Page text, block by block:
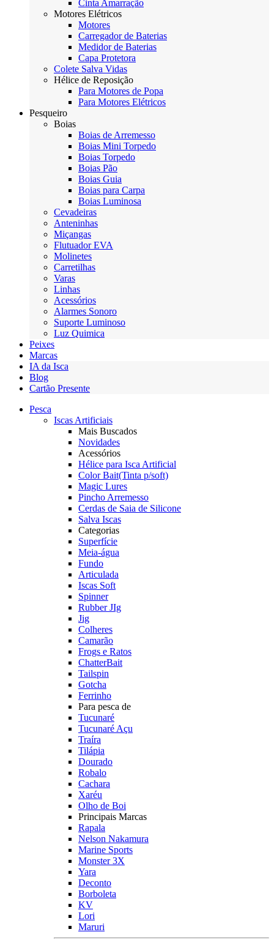
Cinta Amarração
Motores Elétricos
Motores
Carregador de Baterias
Medidor de Baterias
Capa Protetora
Colete Salva Vidas
Hélice de Reposição
Para Motores de Popa
Para Motores Elétricos
Pesqueiro
Boias
Boias de Arremesso
Boias Mini Torpedo
Boias Torpedo
Boias Pão
Boias Guia
Boias para Carpa
Boias Luminosa
Cevadeiras
Anteninhas
Miçangas
Flutuador EVA
Molinetes
Carretilhas
Varas
Linhas
Acessórios
Alarmes Sonoro
Suporte Luminoso
Luz Quimica
Peixes
Marcas
IA da Isca
Blog
Cartão Presente
Pesca
Iscas Artificiais
Mais Buscados
Novidades
Acessórios
Hélice para Isca Artificial
Color Bait(Tinta p/soft)
Magic Lures
Pincho Arremesso
Cerdas de Saia de Silicone
Salva Iscas
Categorias
Superfície
Meia-água
Fundo
Articulada
Iscas Soft
Spinner
Rubber JIg
Jig
Colheres
Camarão
Frogs e Ratos
ChatterBait
Tailspin
Gotcha
Ferrinho
Para pesca de
Tucunaré
Tucunaré Açu
Traíra
Tilápia
Dourado
Robalo
Cachara
Xaréu
Olho de Boi
Principais Marcas
Rapala
Nelson Nakamura
Marine Sports
Monster 3X
Yara
Deconto
Borboleta
KV
Lori
Maruri